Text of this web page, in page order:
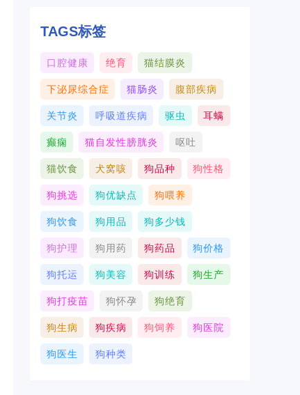
TAGS标签
口腔健康 绝育 猫结膜炎
下泌尿综合症 猫肠炎 腹部疾病
关节炎 呼吸道疾病 驱虫 耳螨
癫痫 猫自发性膀胱炎 呕吐
猫饮食 犬窝咳 狗品种 狗性格
狗挑选 狗优缺点 狗喂养
狗饮食 狗用品 狗多少钱
狗护理 狗用药 狗药品 狗价格
狗托运 狗美容 狗训练 狗生产
狗打疫苗 狗怀孕 狗绝育
狗生病 狗疾病 狗饲养 狗医院
狗医生 狗种类